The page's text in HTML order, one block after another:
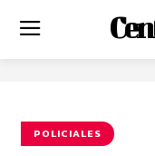
POLICIALES